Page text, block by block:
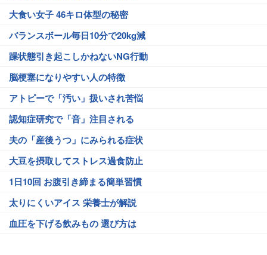
大食い女子 46キロ体型の秘密
バランスボール毎日10分で20kg減
躁状態引き起こしかねないNG行動
脳梗塞になりやすい人の特徴
アトピーで「汚い」扱いされ苦悩
認知症研究で「音」注目される
夫の「産後うつ」にみられる症状
大豆を摂取してストレス過食防止
1日10回 お腹引き締まる簡単習慣
太りにくいアイス 栄養士が解説
血圧を下げる飲みもの 選び方は